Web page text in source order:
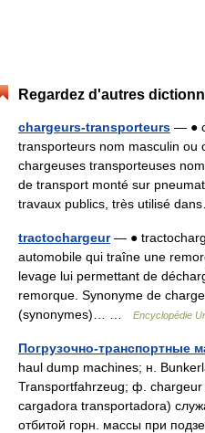
Regardez d'autres
chargeurs-transporteurs — ●
transporteurs nom masculin ou
chargeuses transporteuses
de transport monté sur
travaux publics, très utilisé
tractochargeur— ●
automobile qui traîne une
levage lui permettant de
remorque. Synonyme de
(synonymes)… …
Encyclopédie
Погрузочно-транспортные
haul dump machines; н.
Transportfahrzeug; ф.
cargadora transportadora)
отбитой горн. массы при